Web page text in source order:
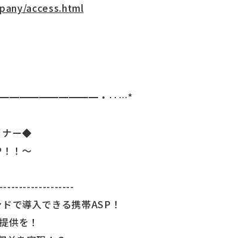
access.html
・‥…*
ナー◆
！～
で導入できる携帯ASP！
供を！